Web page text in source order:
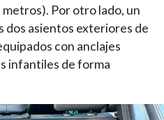
Por otro lado, un
dos asientos exteriores de
con anclajes
infantiles de forma